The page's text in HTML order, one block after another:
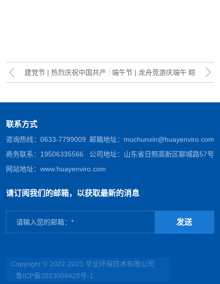
建党节 | 热烈庆祝中国共产 端午节 | 龙舟竞游庆端午 粽
联系方式
咨询热线： 0633-7799009
商务联系： 19506335566
邮箱地址： muchunxin@huayenviro.com
公司地址：山东省日照高新区聊城路57号
网站地址： www.huayenviro.com
请订阅我们的邮箱，以获取最新的消息
发送
Copyright © 2022-2023 华业环保技术有限公司
鲁ICP备2023009428号-1